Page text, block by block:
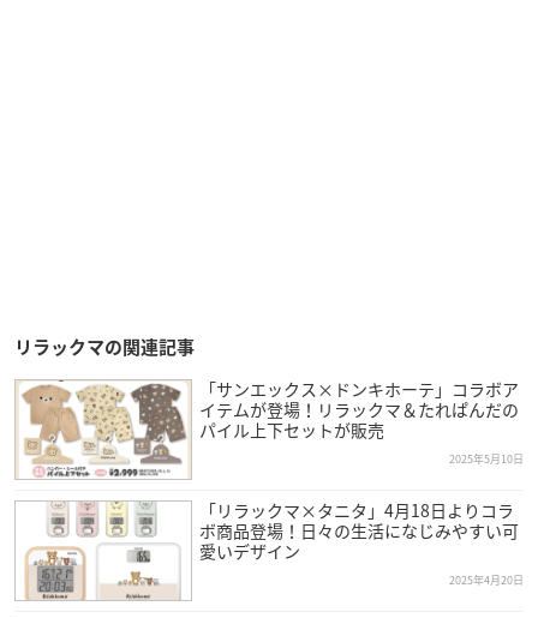
リラックマの関連記事
「サンエックス×ドンキホーテ」コラボア
イテムが登場！リラックマ＆たれぱんだの
パイル上下セットが販売
2025年5月10日
「リラックマ×タニタ」4月18日よりコラ
ボ商品登場！日々の生活になじみやすい可
愛いデザイン
2025年4月20日